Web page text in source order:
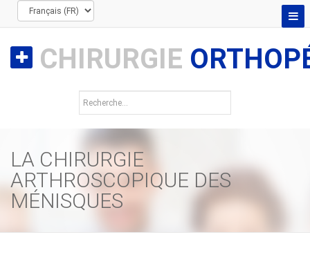
CHIRURGIE
LA CHIRURGIE
ARTHROSCOPIQUE DES
MÉNISQUES